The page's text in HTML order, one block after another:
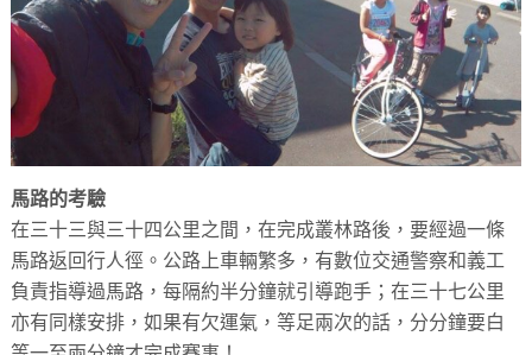
馬路的考驗
在三十三與三十四公里之間，在完成叢林路後，要經過一條
馬路返回行人徑。公路上車輛繁多，有數位交通警察和義工
負責指導過馬路，每隔約半分鐘就引導跑手；在三十七公里
亦有同樣安排，如果有欠運氣，等足兩次的話，分分鐘要白